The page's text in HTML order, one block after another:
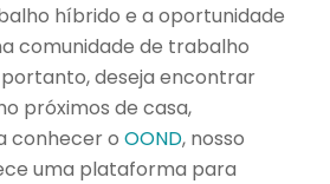
híbrido e a oportunidade
comunidade de trabalho
portanto, deseja encontrar
próximos de casa,
conhecer oOOND, nosso
uma plataforma para